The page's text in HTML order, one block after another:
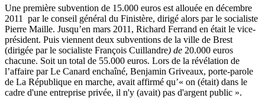
Une première subvention de 15.000 euros est allouée en décembre
2011 par le conseil général du Finistère, dirigé alors par le socialiste
Pierre Maille. Jusqu’en mars 2011, Richard Ferrand en était le vice-
président. Puis viennent deux subventions de la ville de Brest
(dirigée par le socialiste François Cuillandre) de 20.000 euros
chacune. Soit un total de 55.000 euros. Lors de la révélation de
l’affaire par Le Canard enchaîné, Benjamin Griveaux, porte-parole
de La République en marche, avait affirmé qu’« on (était) dans le
cadre d'une entreprise privée, il n'y (avait) pas d'argent public ».